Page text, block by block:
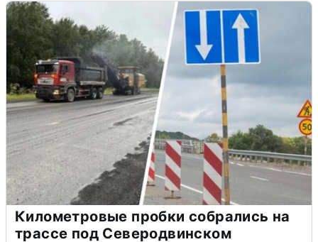
Километровые пробки собрались на
трассе под Северодвинском